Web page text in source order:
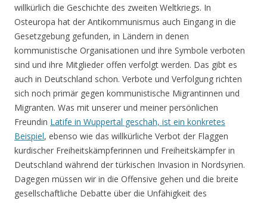
willkürlich die Geschichte des zweiten Weltkriegs. In
Osteuropa hat der Antikommunismus auch Eingang in die
Gesetzgebung gefunden, in Ländern in denen
kommunistische Organisationen und ihre Symbole verboten
sind und ihre Mitglieder offen verfolgt werden. Das gibt es
auch in Deutschland schon. Verbote und Verfolgung richten
sich noch primär gegen kommunistische Migrantinnen und
Migranten. Was mit unserer und meiner persönlichen
Freundin Latife in Wuppertal geschah, ist ein konkretes
Beispiel, ebenso wie das willkürliche Verbot der Flaggen
kurdischer Freiheitskämpferinnen und Freiheitskämpfer in
Deutschland während der türkischen Invasion in Nordsyrien.
Dagegen müssen wir in die Offensive gehen und die breite
gesellschaftliche Debatte über die Unfähigkeit des